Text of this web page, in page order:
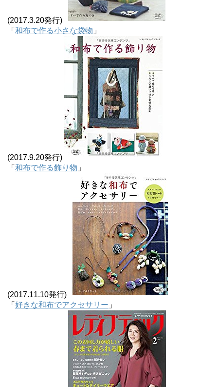
(2017.3.20発行)
「 和布で作る小さな袋物 」
(2017.9.20発行)
「 和布で作る飾り物 」
(2017.11.10発行)
「 好きな和布でアクセサリー 」